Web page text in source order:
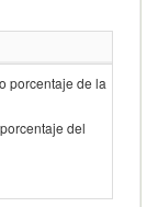
porcentaje de la
del